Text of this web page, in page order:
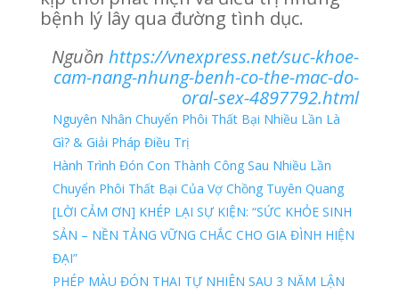
bệnh lý lây qua đường tình dục.
Nguồnhttps://vnexpress.net/suc-khoe-
cam-nang-nhung-benh-co-the-mac-do-
oral-sex-4897792.html
Nguyên Nhân Chuyển Phôi Thất Bại Nhiều Lần Là
Gì? & Giải Pháp Điều Trị
Hành Trình Đón Con Thành Công Sau Nhiều Lần
Chuyển Phôi Thất Bại Của Vợ Chồng Tuyên Quang
[LỜI CẢM ƠN] KHÉP LẠI SỰ KIỆN: “SỨC KHỎE SINH
SẢN – NỀN TẢNG VỮNG CHẮC CHO GIA ĐÌNH HIỆN
ĐẠI”
PHÉP MÀU ĐÓN THAI TỰ NHIÊN SAU 3 NĂM LẬN